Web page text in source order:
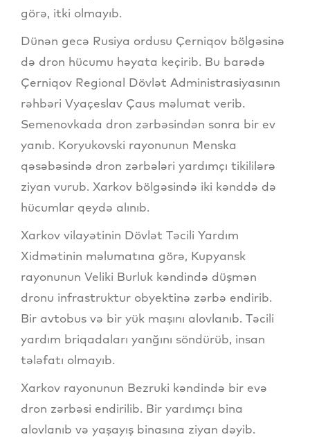
görə, itki olmayıb.
Dünən gecə Rusiya ordusu Çerniqov bölgəsinə
də dron hücumu həyata keçirib. Bu barədə
Çerniqov Regional Dövlət Administrasiyasının
rəhbəri Vyaçeslav Çaus məlumat verib.
Semenovkada dron zərbəsindən sonra bir ev
yanıb. Koryukovski rayonunun Menska
qəsəbəsində dron zərbələri yardımçı tikililərə
ziyan vurub. Xarkov bölgəsində iki kənddə də
hücumlar qeydə alınıb.
Xarkov vilayətinin Dövlət Təcili Yardım
Xidmətinin məlumatına görə, Kupyansk
rayonunun Veliki Burluk kəndində düşmən
dronu infrastruktur obyektinə zərbə endirib.
Bir avtobus və bir yük maşını alovlanıb. Təcili
yardım briqadaları yanğını söndürüb, insan
tələfatı olmayıb.
Xarkov rayonunun Bezruki kəndində bir evə
dron zərbəsi endirilib. Bir yardımçı bina
alovlanıb və yaşayış binasına ziyan dəyib.